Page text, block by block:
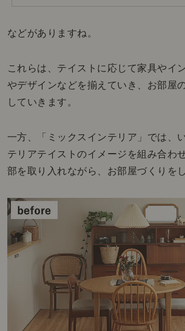
などがありますね。
これらは、テイストに応じて家具やイ
やデザインなどを揃えていき、お部屋
していきます。
一方、「ミックスインテリア」では、
テリアテイストのイメージを組み合わ
部を取り入れながら、お部屋づくりを